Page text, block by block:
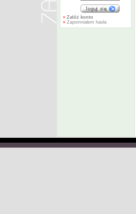
» Załóż konto
» Zapomniałem hasła